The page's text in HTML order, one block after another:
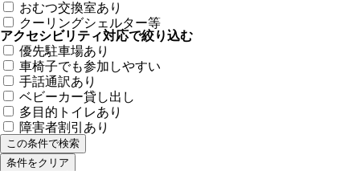
おむつ交換室あり
クーリングシェルター等
アクセシビリティ対応で絞り込む
優先駐車場あり
車椅子でも参加しやすい
手話通訳あり
ベビーカー貸し出し
多目的トイレあり
障害者割引あり
条件をクリア